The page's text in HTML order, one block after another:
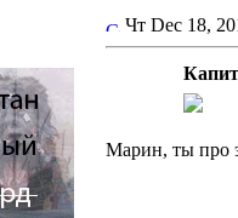
Чт Dec 18,
Марин, ты про